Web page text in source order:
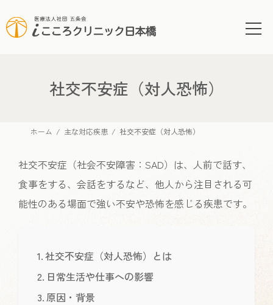
ン
テ
ビ
ゲ
社交不安症（対人恐怖）
ホーム 主な対応疾患 社交不安症（対人恐怖）
社交不安症（社会不安障害：SAD）は、人前で話す、
食事をする、会話をするなど、他人から注目される可
能性のある場面で強い不安や恐怖を感じる疾患です。
社交不安症（対人恐怖）とは
日常生活や仕事への影響
原因・背景